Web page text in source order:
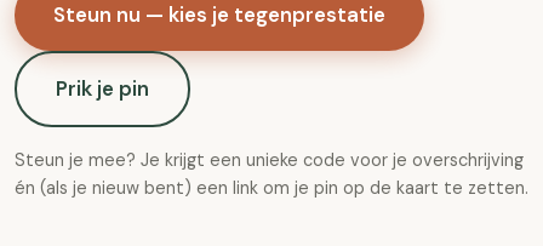
Steun nu — kies je tegenprestatie
Prik je pin
Steun je mee? Je krijgt een unieke code voor je overschrijving
én (als je nieuw bent) een link om je pin op de kaart te zetten.